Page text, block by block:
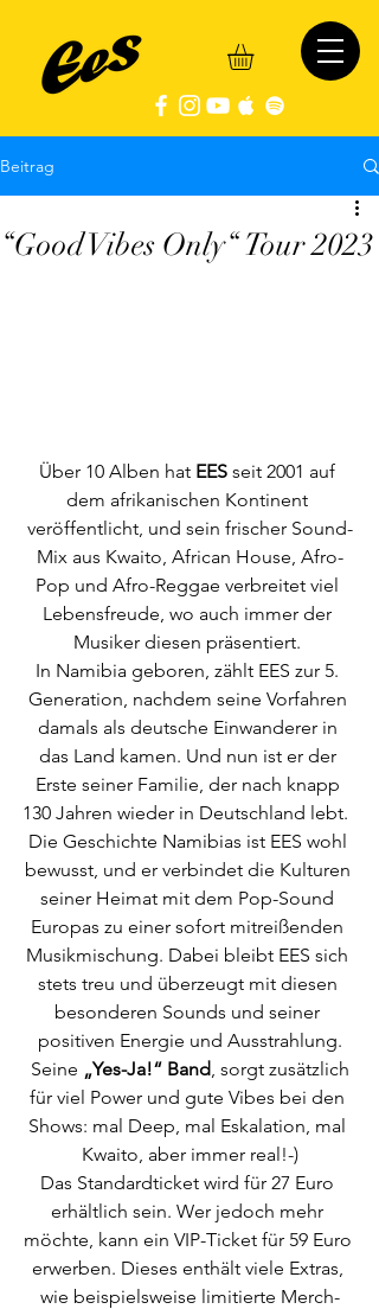
Beitrag
“Good Vibes Only“ Tour 2023
Über 10 Alben hat EES seit 2001 auf
dem afrikanischen Kontinent
veröffentlicht, und sein frischer Sound-
Mix aus Kwaito, African House, Afro-
Pop und Afro-Reggae verbreitet viel
Lebensfreude, wo auch immer der
Musiker diesen präsentiert.
In Namibia geboren, zählt EES zur 5.
Generation, nachdem seine Vorfahren
damals als deutsche Einwanderer in
das Land kamen. Und nun ist er der
Erste seiner Familie, der nach knapp
130 Jahren wieder in Deutschland lebt.
Die Geschichte Namibias ist EES wohl
bewusst, und er verbindet die Kulturen
seiner Heimat mit dem Pop-Sound
Europas zu einer sofort mitreißenden
Musikmischung. Dabei bleibt EES sich
stets treu und überzeugt mit diesen
besonderen Sounds und seiner
positiven Energie und Ausstrahlung.
Seine „Yes-Ja!“ Band, sorgt zusätzlich
für viel Power und gute Vibes bei den
Shows: mal Deep, mal Eskalation, mal
Kwaito, aber immer real!-)
Das Standardticket wird für 27 Euro
erhältlich sein. Wer jedoch mehr
möchte, kann ein VIP-Ticket für 59 Euro
erwerben. Dieses enthält viele Extras,
wie beispielsweise limitierte Merch-